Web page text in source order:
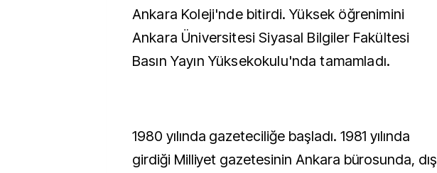
Ankara Koleji'nde bitirdi. Yüksek öğrenimini
Ankara Üniversitesi Siyasal Bilgiler Fakültesi
Basın Yayın Yüksekokulu'nda tamamladı.
1980 yılında gazeteciliğe başladı. 1981 yılında
girdiği Milliyet gazetesinin Ankara bürosunda, dış